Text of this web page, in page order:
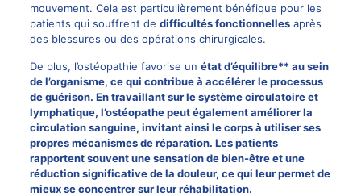
mouvement. Cela est particulièrement bénéfique pour les
patients qui souffrent de difficultés fonctionnellesaprès
des blessures ou des opérations chirurgicales.
De plus, l’ostéopathie favorise un état d’équilibre** au sein
de l’organisme, ce qui contribue à accélérer le processus
de guérison. En travaillant sur lesystème circulatoireet
lymphatique, l’ostéopathe peut également améliorer la
circulation sanguine, invitant ainsi le corps à utiliser ses
propres mécanismes de réparation. Les patients
rapportent souvent une sensation debien-êtreet une
réduction significativede la douleur, ce qui leur permet de
mieux se concentrer sur leur réhabilitation.